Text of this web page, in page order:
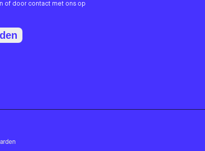
of door contact met ons op